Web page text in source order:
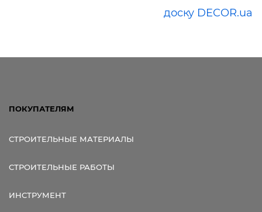
доску DECOR.ua
ПОКУПАТЕЛЯМ
СТРОИТЕЛЬНЫЕ МАТЕРИАЛЫ
СТРОИТЕЛЬНЫЕ РАБОТЫ
ИНСТРУМЕНТ